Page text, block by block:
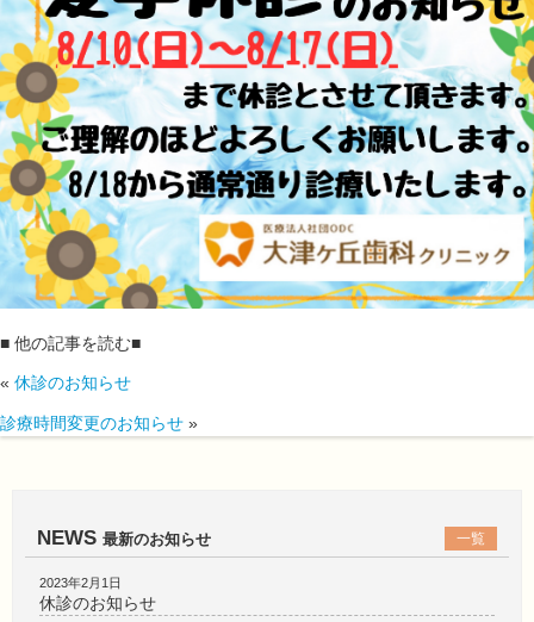
■ 他の記事を読む■
« 休診のお知らせ
診療時間変更のお知らせ »
NEWS 最新のお知らせ 一覧
2023年2月1日
休診のお知らせ